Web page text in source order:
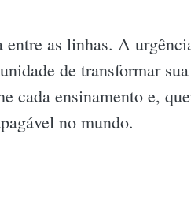
entre as linhas. A
de transformar sua
cada ensinamento e,
no mundo.